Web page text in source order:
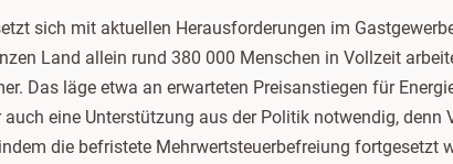
sich mit aktuellen Herausforderungen im
Land allein rund 380 000 Menschen in Vollzeit
Das läge etwa an erwarteten Preisanstiegen für
eine Unterstützung aus der Politik notwendig,
die befristete Mehrwertsteuerbefreiung